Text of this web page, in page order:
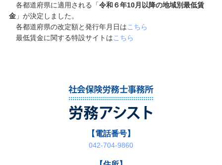
お問い合わせ
各都道府県に適用される「令和６年10月以降の地域別最低賃
金」が決定しました。
各都道府県の改定額と発行年月日はこちら
最低賃金に関する特設サイトはこちら
【電話番号】
042-704-9860